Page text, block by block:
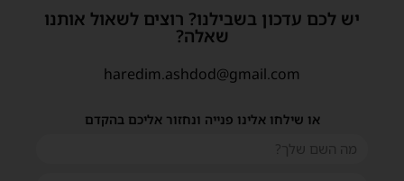
יש לכם עדכון בשבילנו? רוצים לשאול אותנו
שאלה?
haredim.ashdod@gmail.com
או שילחו אלינו פנייה ונחזור אליכם בהקדם